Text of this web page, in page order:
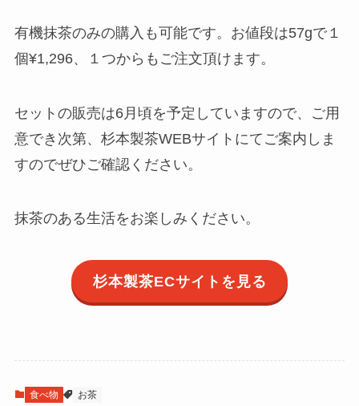
有機抹茶のみの購入も可能です。お値段は57gで１
個¥1,296、１つからもご注文頂けます。
セットの販売は6月頃を予定していますので、ご用
意でき次第、杉本製茶WEBサイトにてご案内しま
すのでぜひご確認ください。
抹茶のある生活をお楽しみください。
杉本製茶ECサイトを見る
食べ物 お茶